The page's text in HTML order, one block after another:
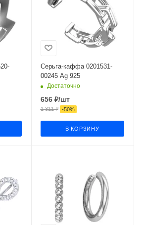
Серьга-каффа 0201531-
00245 Ag 925
Достаточно
656₽/шт
1 311₽ -50%
В КОРЗИНУ